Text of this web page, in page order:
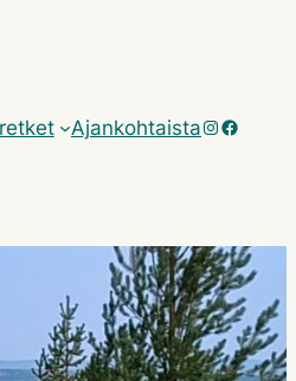
AjankohtaistaInstagram